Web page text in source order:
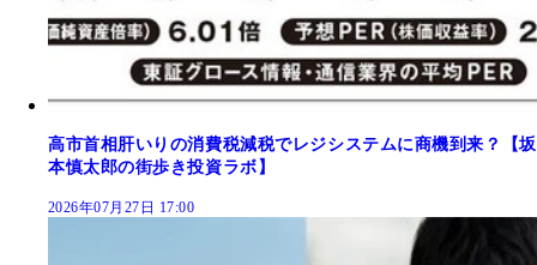
高市首相肝いりの消費税減税でレジシステムに商機到来？【坂
本慎太郎の街歩き投資ラボ】
2026年07月27日 17:00